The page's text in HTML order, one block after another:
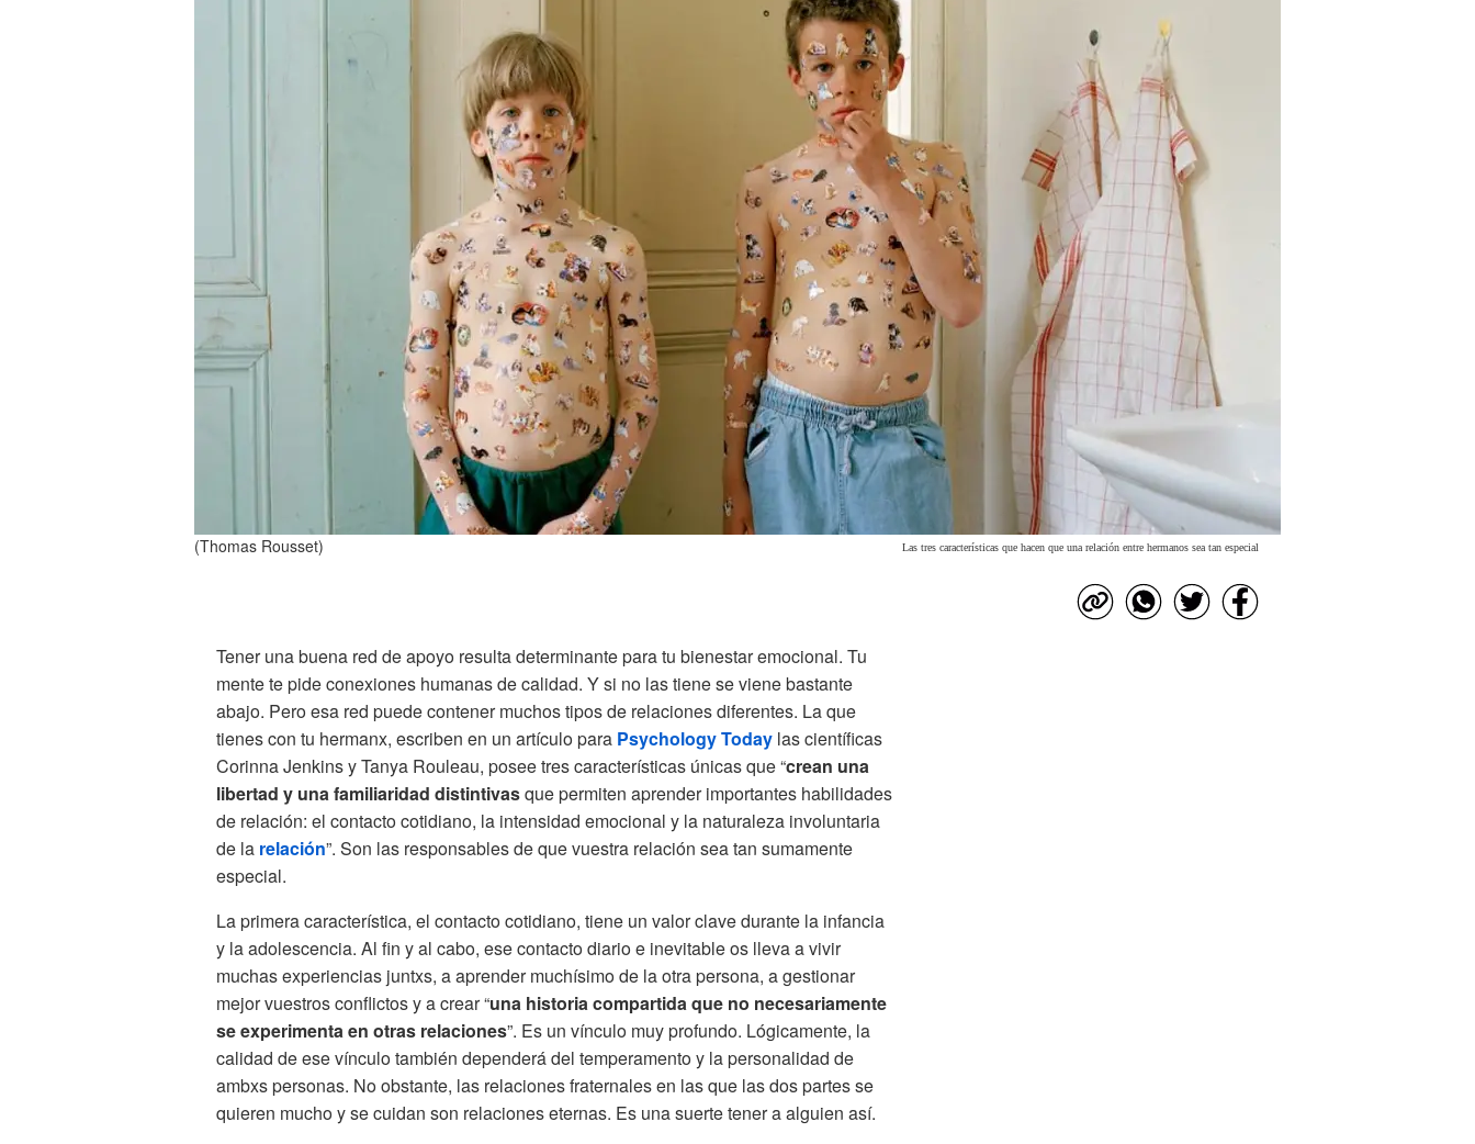
Las tres características que hacen que una relación entre hermanos sea tan especial
(Thomas Rousset)
Tener una buena red de apoyo resulta determinante para tu bienestar emocional. Tu
mente te pide conexiones humanas de calidad. Y si no las tiene se viene bastante
abajo. Pero esa red puede contener muchos tipos de relaciones diferentes. La que
tienes con tu hermanx, escriben en un artículo para Psychology Today las científicas
Corinna Jenkins y Tanya Rouleau, posee tres características únicas que “crean una
libertad y una familiaridad distintivasque permiten aprender importantes habilidades
de relación: el contacto cotidiano, la intensidad emocional y la naturaleza involuntaria
de la relación”. Son las responsables de que vuestra relación sea tan sumamente
especial.
La primera característica, el contacto cotidiano, tiene un valor clave durante la infancia
y la adolescencia. Al fin y al cabo, ese contacto diario e inevitable os lleva a vivir
muchas experiencias juntxs, a aprender muchísimo de la otra persona, a gestionar
mejor vuestros conflictos y a crear “una historia compartida que no necesariamente
se experimenta en otras relaciones”. Es un vínculo muy profundo. Lógicamente, la
calidad de ese vínculo también dependerá del temperamento y la personalidad de
ambxs personas. No obstante, las relaciones fraternales en las que las dos partes se
quieren mucho y se cuidan son relaciones eternas. Es una suerte tener a alguien así.